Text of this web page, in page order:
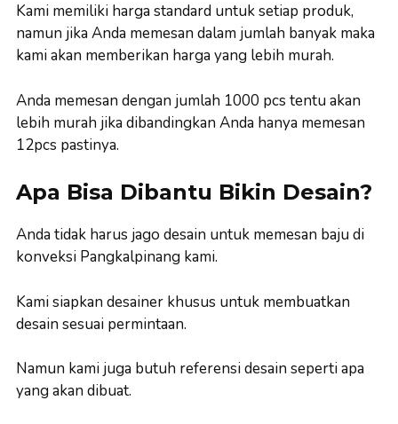
Kami memiliki harga standard untuk setiap produk,
namun jika Anda memesan dalam jumlah banyak maka
kami akan memberikan harga yang lebih murah.
Anda memesan dengan jumlah 1000 pcs tentu akan
lebih murah jika dibandingkan Anda hanya memesan
12pcs pastinya.
Apa Bisa Dibantu Bikin Desain?
Anda tidak harus jago desain untuk memesan baju di
konveksi Pangkalpinang kami.
Kami siapkan desainer khusus untuk membuatkan
desain sesuai permintaan.
Namun kami juga butuh referensi desain seperti apa
yang akan dibuat.